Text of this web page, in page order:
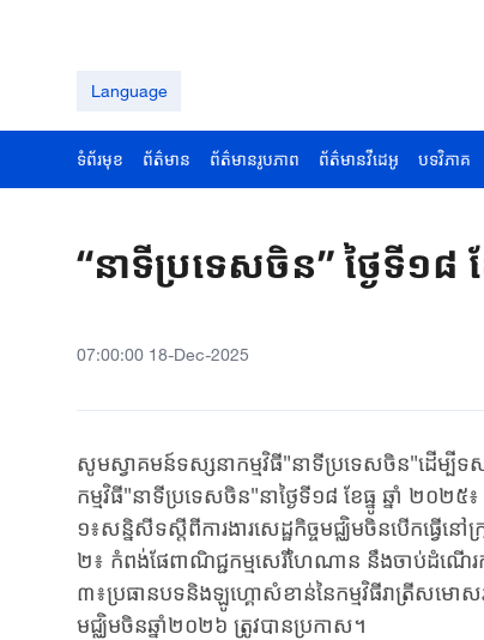
Language
ទំព័រមុខ ព័ត៌មាន ព័ត៌មានរូបភាព ព័ត៌មានវីដេអូ បទវិភាគ
“នាទីប្រទេសចិន” ថ្ងៃទី១៨
07:00:00 18-Dec-2025
សូមស្វាគមន៍ទស្សនាកម្មវិធី"នាទីប្រទេសចិន"ដើម្
កម្មវិធី"នាទីប្រទេសចិន"នាថ្ងៃទី១៨ ខែធ្នូ ឆ្នាំ​ ២០២៥៖
១៖សន្និសីទស្តីពីការងារសេដ្ឋកិច្ចមជ្ឈិមចិនបើកធ្វើ
២៖ កំពង់ផែពាណិជ្ជកម្មសេរីហៃណាន នឹងចាប់ដំណើរ
៣៖ប្រធានបទនិងឡូហ្គោសំខាន់នៃកម្មវិធីរាត្រីសមោស
មជ្ឈិមចិនឆ្នាំ២០២៦ ត្រូវបានប្រកាស។